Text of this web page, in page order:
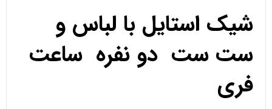
شیک استایل با لباس و
ست ست دو نفره ساعت
فری